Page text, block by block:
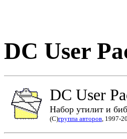
DC User
DC User
Набор утилит и
(C)группа авторов , 1997-